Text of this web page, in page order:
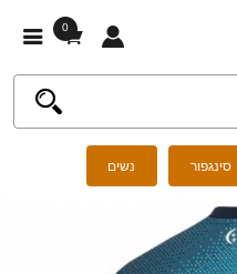
0
סינגפור נשים